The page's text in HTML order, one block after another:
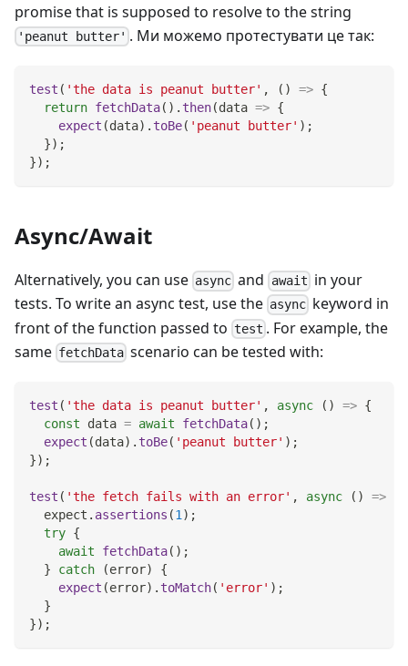
promise that is supposed to resolve to the string
'peanut butter' . Ми можемо протестувати це так:
test ( 'the data is peanut butter' , ( ) => {
return fetchData( ) . then(data => {
expect (data) . toBe( 'peanut butter' ) ;
}) ;
}) ;
Async/Await
Alternatively, you can use async and await in your
tests. To write an async test, use the async keyword in
front of the function passed to test . For example, the
same fetchData scenario can be tested with:
test ( 'the data is peanut butter' , async ( ) => {
const data = await fetchData( ) ;
expect (data) . toBe( 'peanut butter' ) ;
}) ;
test ( 'the fetch fails with an error' , async ( ) =>
  expect
. assertions (1 ) ;
try {
await
fetchData( ) ;
}
catch (error)
{
expect (error) . toMatch( 'error' ) ;
}
}) ;